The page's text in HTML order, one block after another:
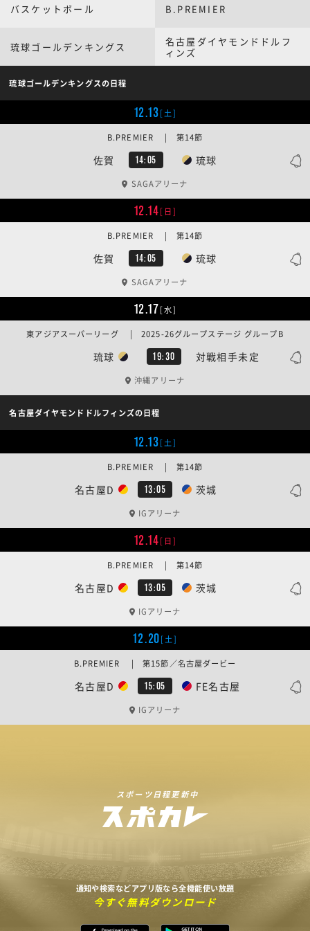
バスケットボール B.PREMIER
琉球ゴールデンキングス
名古屋ダイヤモンドドルフ
ィンズ
琉球ゴールデンキングスの日程
12.13[土]
佐賀 14:05 琉球
B.PREMIER | 第14節
SAGAアリーナ
12.14[日]
佐賀 14:05 琉球
B.PREMIER | 第14節
SAGAアリーナ
12.17[水]
琉球 19:30 対戦相手未定
東アジアスーパーリーグ | 2025-26グループステージ グループB
沖縄アリーナ
名古屋ダイヤモンドドルフィンズの日程
12.13[土]
名古屋D 13:05 茨城
B.PREMIER | 第14節
IGアリーナ
12.14[日]
名古屋D 13:05 茨城
B.PREMIER | 第14節
IGアリーナ
12.20[土]
名古屋D 15:05 FE名古屋
B.PREMIER | 第15節／名古屋ダービー
IGアリーナ
スポーツ日程更新中
通知や検索などアプリ版なら全機能使い放題
今すぐ無料ダウンロード